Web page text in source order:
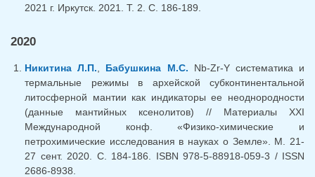
2021 г. Иркутск. 2021. Т. 2. С. 186-189.
2020
Никитина Л.П. Бабушкина М.С. Nb-Zr-Y систематика и
термальные режимы в архейской субконтинентальной
литосферной мантии как индикаторы ее неоднородности
(данные мантийных ксенолитов) // Материалы XXI
Международной конф. «Физико-химические и
петрохимические исследования в науках о Земле». М. 21-
27 сент. 2020. С. 184-186. ISBN 978-5-88918-059-3 / ISSN
2686-8938.